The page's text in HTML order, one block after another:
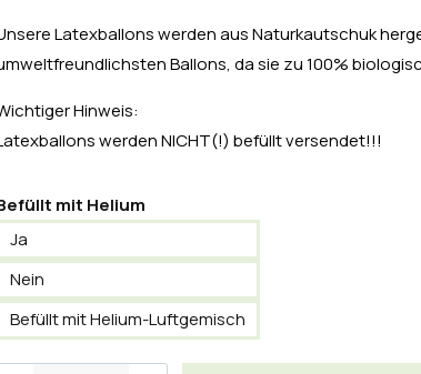
Latexballons werden aus Naturkautschuk
Ballons, da sie zu 100%
Hinweis:
werden NICHT(!) befüllt versendet!!!
mit Helium
Ja
Nein
Befüllt mit Helium-Luftgemisch